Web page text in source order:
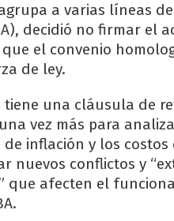
a varias líneas
decidió no firmar el
el convenio
de ley.
tiene una cláusula de
vez más para
inflación y los
nuevos conflictos y
que afecten el